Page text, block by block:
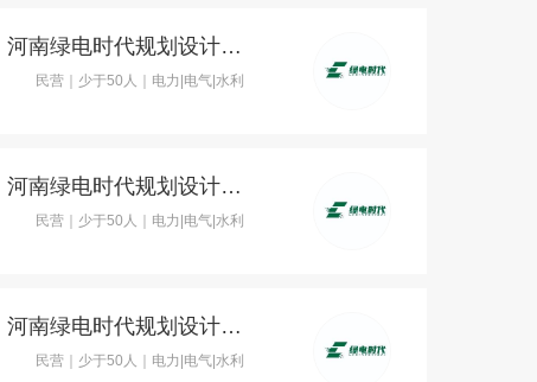
河南绿电时代规划设计研究有限公司
民营｜少于50人｜电力|电气|水利
河南绿电时代规划设计研究有限公司
民营｜少于50人｜电力|电气|水利
河南绿电时代规划设计研究有限公司
民营｜少于50人｜电力|电气|水利